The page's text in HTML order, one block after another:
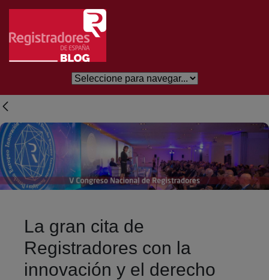
Salta al contingut principal
La gran cita de
Registradores con la
innovación y el derecho